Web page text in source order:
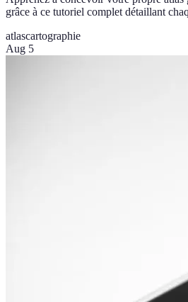
grâce à ce tutoriel complet détaillant
atlascartographie
Aug 5